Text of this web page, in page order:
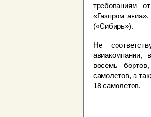
требованиям
«Газпром
(«Сибирь»).
Не
авиакомпании,
восемь
самолетов, а
18 самолетов.